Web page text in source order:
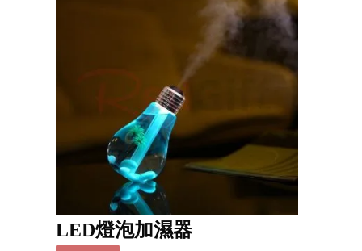
LED燈泡加濕器